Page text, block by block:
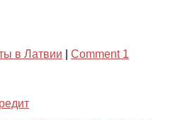
в Латвии
Comment 1